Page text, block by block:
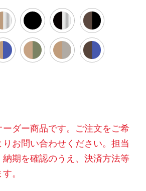
ーダー商品です。ご注文をご希
お問い合わせください。担当
納期を確認のうえ、決済方法等
。